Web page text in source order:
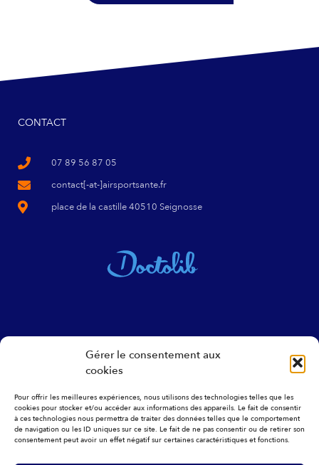
Gérer le consentement aux
cookies
Pour offrir les meilleures expériences, nous utilisons des technologies telles que les
cookies pour stocker et/ou accéder aux informations des appareils. Le fait de consentir
à ces technologies nous permettra de traiter des données telles que le comportement
de navigation ou les ID uniques sur ce site. Le fait de ne pas consentir ou de retirer son
consentement peut avoir un effet négatif sur certaines caractéristiques et fonctions.
CONTACT
07 89 56 87 05
contact[-at-]airsportsante.fr
place de la castille 40510 Seignosse